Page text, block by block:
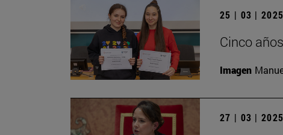
25 | 03 | 2025
Cinco
Imagen
27 | 03 | 2025